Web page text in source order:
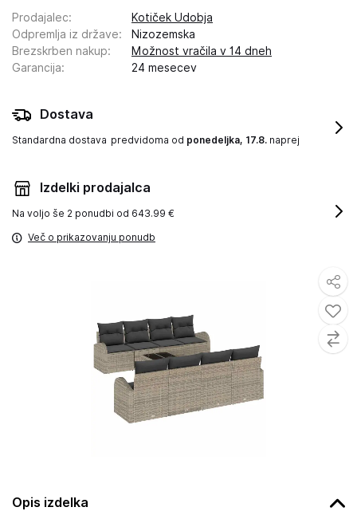
Opis izdelka
Prodajalec:
Kotiček Udobja
Odpremlja iz države:
Nizozemska
Brezskrben nakup:
Možnost vračila v 14 dneh
Garancija: 24 mesecev
Dostava
Standardna dostava predvidoma od ponedeljka, 17.8. naprej
Izdelki prodajalca
Na voljo še 2 ponudbi od 643.99 €
Več o prikazovanju ponudb